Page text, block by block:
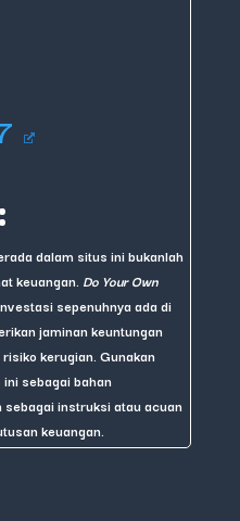
dalam situs ini bukanlah
keuangan. Do Your Own
sepenuhnya ada di
jaminan keuntungan
kerugian. Gunakan
sebagai bahan
instruksi atau acuan
keuangan.